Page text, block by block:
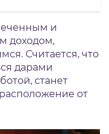
и
доходом,
Считается, что
дарами
станет
от